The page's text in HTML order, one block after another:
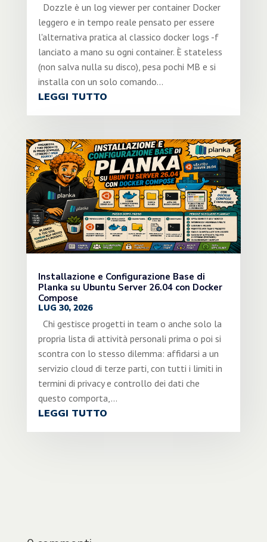
Dozzle è un log viewer per container Docker
leggero e in tempo reale pensato per essere
l'alternativa pratica al classico docker logs -f
lanciato a mano su ogni container. È stateless
(non salva nulla su disco), pesa pochi MB e si
installa con un solo comando...
LEGGI TUTTO
Installazione e Configurazione Base di
Planka su Ubuntu Server 26.04 con Docker
Compose
LUG 30, 2026
Chi gestisce progetti in team o anche solo la
propria lista di attività personali prima o poi si
scontra con lo stesso dilemma: affidarsi a un
servizio cloud di terze parti, con tutti i limiti in
termini di privacy e controllo dei dati che
questo comporta,...
LEGGI TUTTO